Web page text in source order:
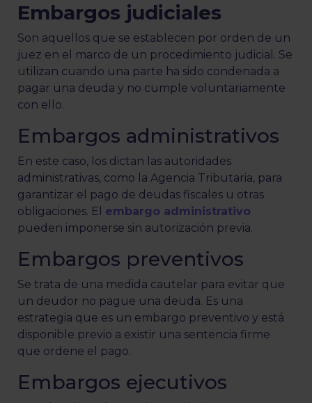
Embargos judiciales
Son aquellos que se establecen por orden de un
juez en el marco de un procedimiento judicial. Se
utilizan cuando una parte ha sido condenada a
pagar una deuda y no cumple voluntariamente
con ello.
Embargos administrativos
En este caso, los dictan las autoridades
administrativas, como la Agencia Tributaria, para
garantizar el pago de deudas fiscales u otras
obligaciones. El embargo administrativo
pueden imponerse sin autorización previa.
Embargos preventivos
Se trata de una medida cautelar para evitar que
un deudor no pague una deuda. Es una
estrategia que es un embargo preventivo y está
disponible previo a existir una sentencia firme
que ordene el pago.
Embargos ejecutivos